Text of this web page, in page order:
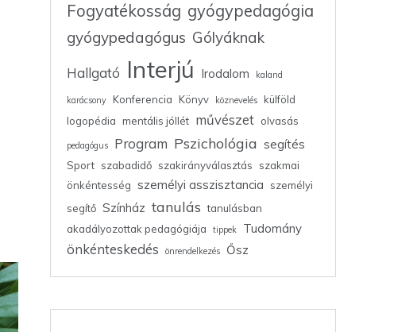
Fogyatékosság gyógypedagógia
gyógypedagógus Gólyáknak
Hallgató Interjú Irodalom kaland
karácsony Konferencia Könyv köznevelés
külföld
logopédia mentális jóllét művészet olvasás
pedagógus Program Pszichológia segítés
Sport szabadidő szakirányválasztás
szakmai
önkéntesség személyi asszisztancia
személyi
segítő Színház tanulás tanulásban
akadályozottak pedagógiája
tippek Tudomány
önkénteskedés önrendelkezés Ősz